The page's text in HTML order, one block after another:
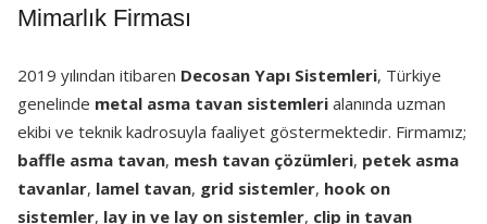
Mimarlık Firması
2019 yılından itibaren Decosan Yapı Sistemleri, Türkiye
genelinde metal asma tavan sistemleri alanında uzman
ekibi ve teknik kadrosuyla faaliyet göstermektedir. Firmamız;
baffle asma tavan, mesh tavan çözümleri, petek asma
tavanlar, lamel tavan, grid sistemler, hook on
sistemler, lay in ve lay on sistemler, clip in tavan